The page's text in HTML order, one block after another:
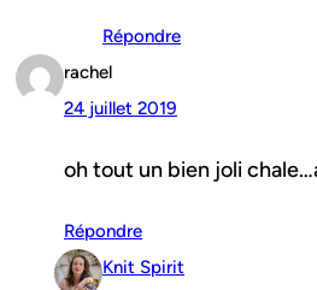
Répondre
rachel
24 juillet 2019
oh tout un bien joli
Répondre
Knit Spirit